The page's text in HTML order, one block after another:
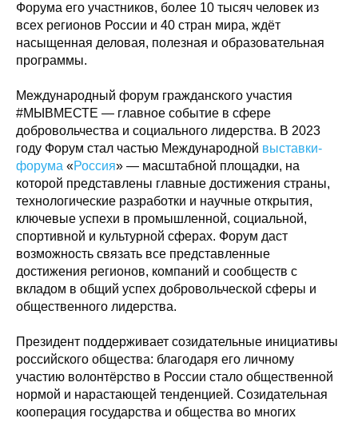
Форума его участников, более 10 тысяч человек из
всех регионов России и 40 стран мира, ждёт
насыщенная деловая, полезная и образовательная
программы.
Международный форум гражданского участия
#МЫВМЕСТЕ — главное событие в сфере
добровольчества и социального лидерства. В 2023
году Форум стал частью Международной выставки-
форума «Россия» — масштабной площадки, на
которой представлены главные достижения страны,
технологические разработки и научные открытия,
ключевые успехи в промышленной, социальной,
спортивной и культурной сферах. Форум даст
возможность связать все представленные
достижения регионов, компаний и сообществ с
вкладом в общий успех добровольческой сферы и
общественного лидерства.
​​Президент поддерживает созидательные инициативы
российского общества: благодаря его личному
участию волонтёрство в России стало общественной
нормой и нарастающей тенденцией. Созидательная
кооперация государства и общества во многих